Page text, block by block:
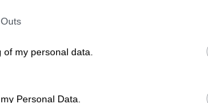
my personal data.
Personal Data.
22:26